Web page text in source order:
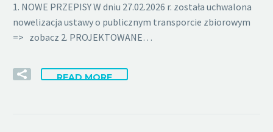
1. NOWE PRZEPISY W dniu 27.02.2026 r. została uchwalona
nowelizacja ustawy o publicznym transporcie zbiorowym
=> zobacz 2. PROJEKTOWANE…
READ MORE